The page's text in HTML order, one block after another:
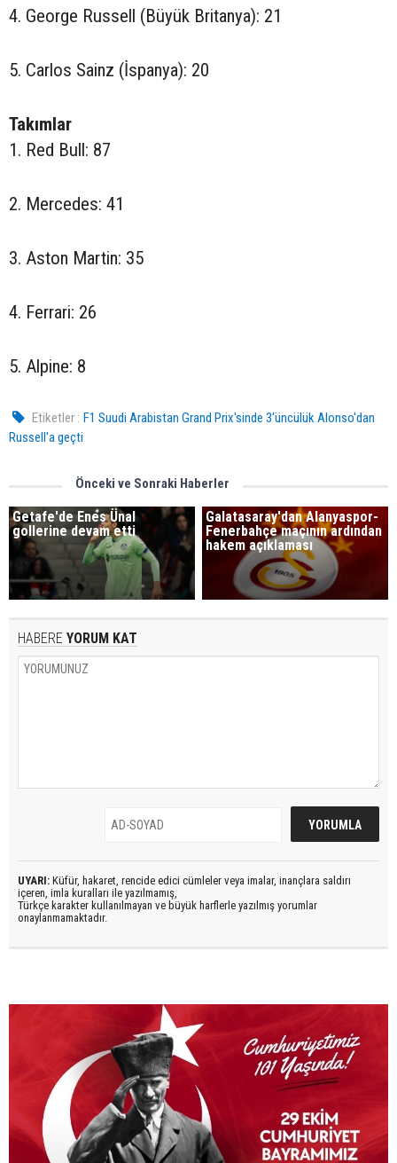
4. George Russell (Büyük Britanya): 21
5. Carlos Sainz (İspanya): 20
Takımlar
1. Red Bull: 87
2. Mercedes: 41
3. Aston Martin: 35
4. Ferrari: 26
5. Alpine: 8
Etiketler : F1 Suudi Arabistan Grand Prix'sinde 3'üncülük Alonso'dan
Russell'a geçti
Önceki ve Sonraki Haberler
Getafe'de Enes Ünal
gollerine devam etti
Galatasaray'dan Alanyaspor-
Fenerbahçe maçının ardından
hakem açıklaması
HABERE YORUM KAT
UYARI: Küfür, hakaret, rencide edici cümleler veya imalar, inançlara saldırı
içeren, imla kuralları ile yazılmamış,
Türkçe karakter kullanılmayan ve büyük harflerle yazılmış yorumlar
onaylanmamaktadır.